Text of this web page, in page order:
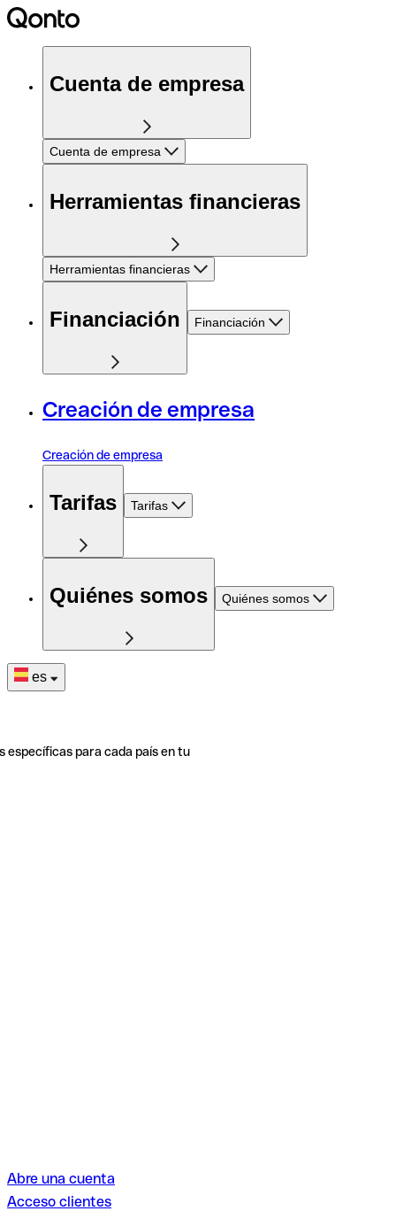
Cuenta de empresa
Cuenta de empresa
Herramientas financieras
Herramientas financieras
Financiación Financiación
Creación de empresa
Creación de empresa
Tarifas Tarifas
Quiénes somos Quiénes somos
es
específicas para cada país en tu
Abre una cuenta
Acceso clientes